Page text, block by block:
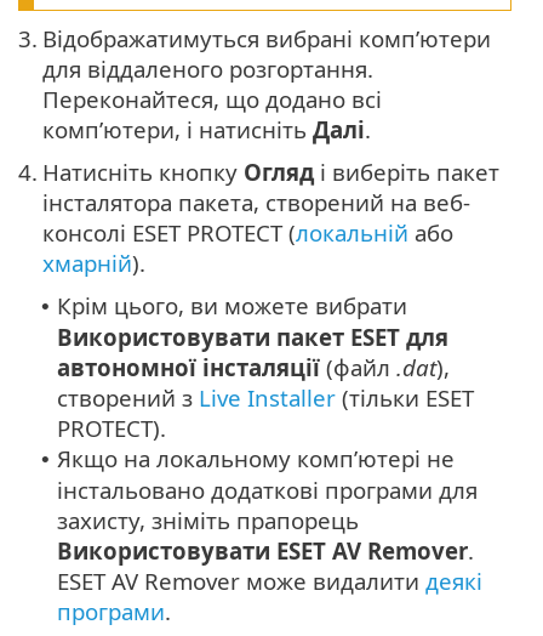
3. Відображатимуться вибрані комп’ютери
для віддаленого розгортання.
Переконайтеся, що додано всі
комп’ютери, і натисніть Далі.
4. Натисніть кнопку Огляд і виберіть пакет
інсталятора пакета, створений на веб-
консолі ESET PROTECT (локальній або
хмарній).
• Крім цього, ви можете вибрати
Використовувати пакет ESET для
автономної інсталяції (файл .dat),
створений з Live Installer (тільки ESET
PROTECT).
• Якщо на локальному комп’ютері не
інстальовано додаткові програми для
захисту, зніміть прапорець
Використовувати ESET AV Remover.
ESET AV Remover може видалити деякі
програми.